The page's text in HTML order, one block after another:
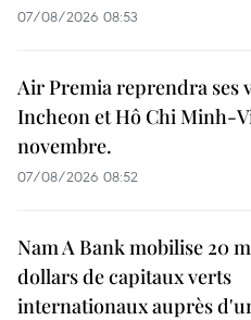
07/08/2026 08:53
Air Premia reprendra ses
Incheon et Hô Chi Minh-
novembre.
07/08/2026 08:52
Nam A Bank mobilise 20
dollars de capitaux verts
internationaux auprès